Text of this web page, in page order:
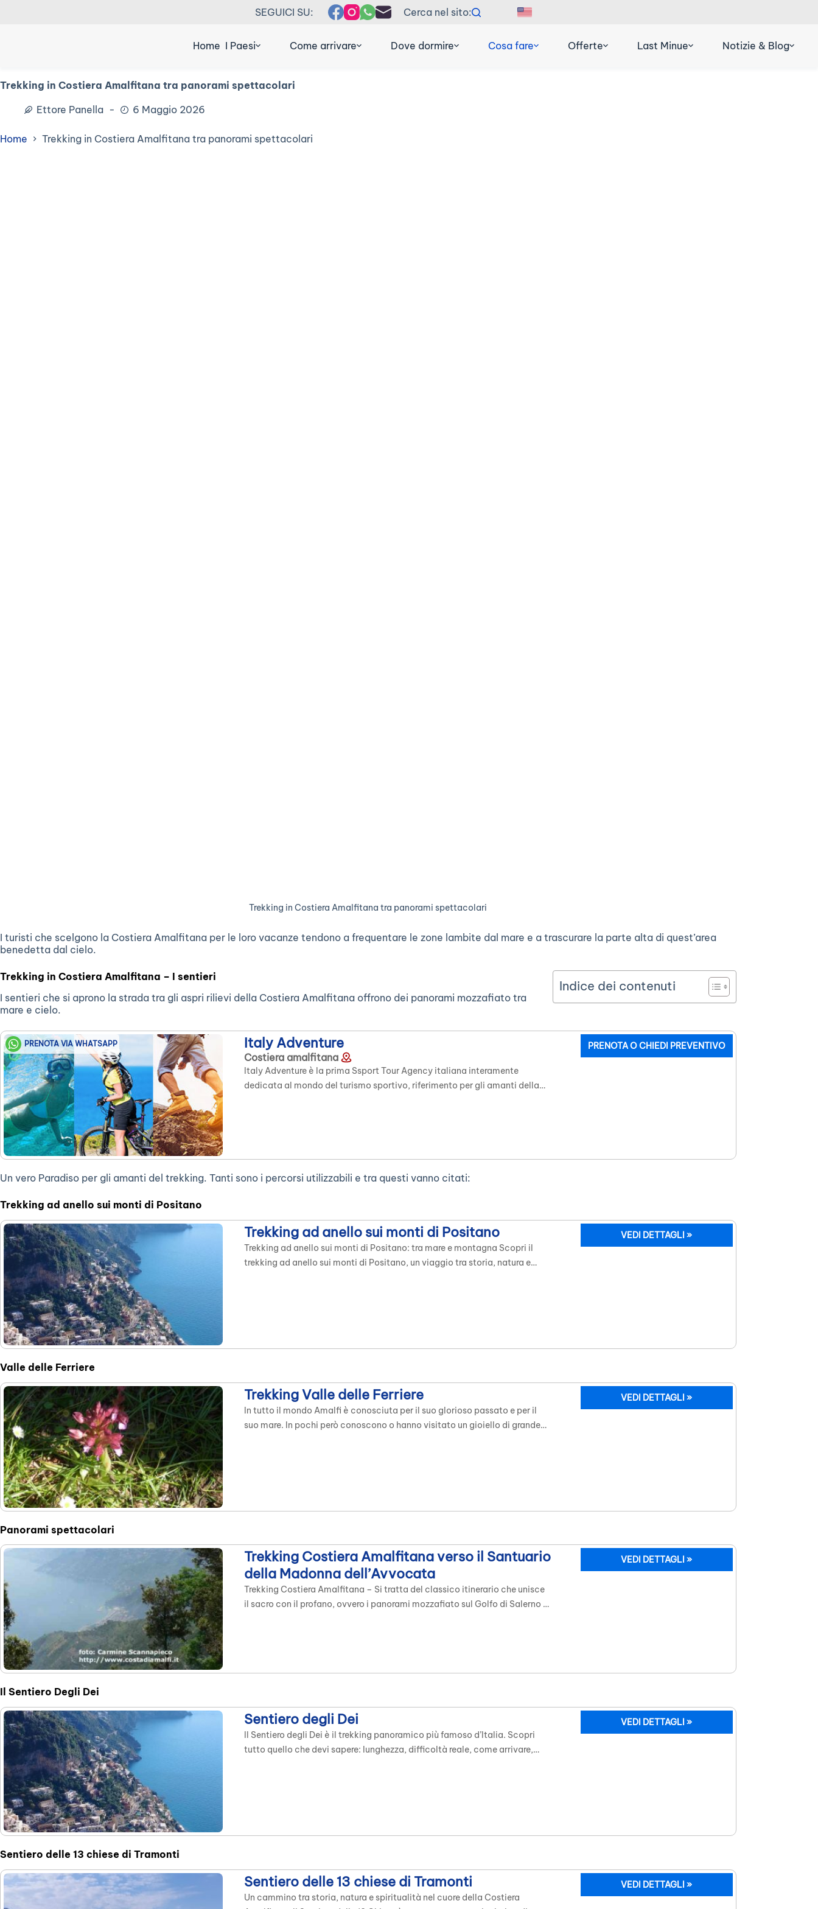
SEGUICI SU: Cerca nel sito: EN
Home I Paesi Come arrivare Dove dormire Cosa fare Offerte Last Minue Notizie & Blog
Trekking in Costiera Amalfitana tra panorami spettacolari
Ettore Panella
6 Maggio 2026
Home Trekking in Costiera Amalfitana tra panorami spettacolari
Trekking in Costiera Amalfitana tra panorami spettacolari
I turisti che scelgono la Costiera Amalfitana per le loro vacanze tendono a frequentare le zone lambite dal mare e a trascurare la parte alta di quest’area
benedetta dal cielo.
Indice dei contenuti
Trekking in Costiera Amalfitana – I sentieri
I sentieri che si aprono la strada tra gli aspri rilievi della Costiera Amalfitana offrono dei panorami mozzafiato tra
mare e cielo.
PRENOTA VIA WHATSAPP PRENOTA O CHIEDI PREVENTIVO
Italy Adventure
Costiera amalfitana
Italy Adventure è la prima Ssport Tour Agency italiana interamente
dedicata al mondo del turismo sportivo, riferimento per gli amanti della
Un vero Paradiso per gli amanti del trekking. Tanti sono i percorsi utilizzabili e tra questi vanno citati:
Trekking ad anello sui monti di Positano
VEDI DETTAGLI »
Trekking ad anello sui monti di Positano
Trekking ad anello sui monti di Positano: tra mare e montagna Scopri il
trekking ad anello sui monti di Positano, un viaggio tra storia, natura e
Valle delle Ferriere
VEDI DETTAGLI »
Trekking Valle delle Ferriere
In tutto il mondo Amalfi è conosciuta per il suo glorioso passato e per il
suo mare. In pochi però conoscono o hanno visitato un gioiello di grande
Panorami spettacolari
VEDI DETTAGLI »
Trekking Costiera Amalfitana verso il Santuario
della Madonna dell’Avvocata
Trekking Costiera Amalfitana – Si tratta del classico itinerario che unisce
il sacro con il profano, ovvero i panorami mozzafiato sul Golfo di Salerno e
Il Sentiero Degli Dei
VEDI DETTAGLI »
Sentiero degli Dei
Il Sentiero degli Dei è il trekking panoramico più famoso d’Italia. Scopri
tutto quello che devi sapere: lunghezza, difficoltà reale, come arrivare,
Sentiero delle 13 chiese di Tramonti
VEDI DETTAGLI »
Sentiero delle 13 chiese di Tramonti
Un cammino tra storia, natura e spiritualità nel cuore della Costiera